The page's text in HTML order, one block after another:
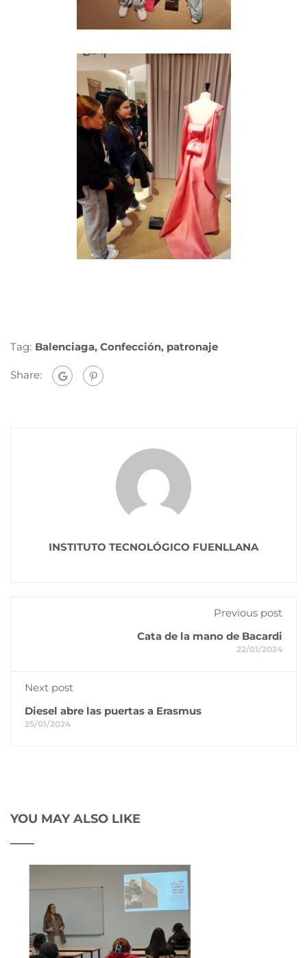
Tag: Balenciaga, Confección, patronaje
Share:
INSTITUTO TECNOLÓGICO FUENLLANA
Previous post
Cata de la mano de Bacardi
22/01/2024
Next post
Diesel abre las puertas a Erasmus
25/01/2024
YOU MAY ALSO LIKE